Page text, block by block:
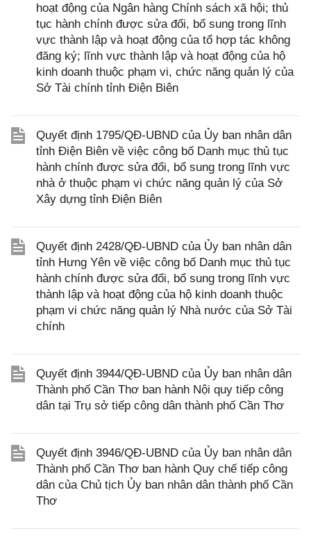
hoạt động của Ngân hàng Chính sách xã hội; thủ
tục hành chính được sửa đổi, bổ sung trong lĩnh
vực thành lập và hoạt động của tổ hợp tác không
đăng ký; lĩnh vực thành lập và hoạt động của hộ
kinh doanh thuộc phạm vi, chức năng quản lý của
Sở Tài chính tỉnh Điện Biên
Quyết định 1795/QĐ-UBND của Ủy ban nhân dân
tỉnh Điện Biên về việc công bố Danh mục thủ tục
hành chính được sửa đổi, bổ sung trong lĩnh vực
nhà ở thuộc phạm vi chức năng quản lý của Sở
Xây dựng tỉnh Điện Biên
Quyết định 2428/QĐ-UBND của Ủy ban nhân dân
tỉnh Hưng Yên về việc công bố Danh mục thủ tục
hành chính được sửa đổi, bổ sung trong lĩnh vực
thành lập và hoạt động của hộ kinh doanh thuộc
phạm vi chức năng quản lý Nhà nước của Sở Tài
chính
Quyết định 3944/QĐ-UBND của Ủy ban nhân dân
Thành phố Cần Thơ ban hành Nội quy tiếp công
dân tại Trụ sở tiếp công dân thành phố Cần Thơ
Quyết định 3946/QĐ-UBND của Ủy ban nhân dân
Thành phố Cần Thơ ban hành Quy chế tiếp công
dân của Chủ tịch Ủy ban nhân dân thành phố Cần
Thơ